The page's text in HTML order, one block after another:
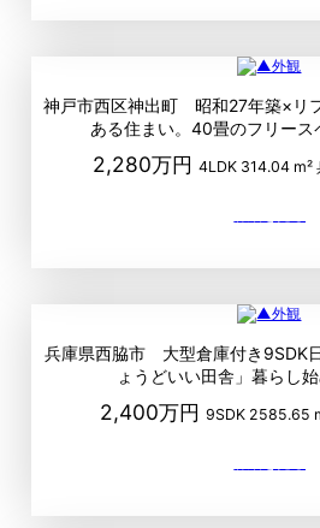
神戸市西区神出町 昭和27年築×リ
ある住まい。40畳のフリース
2,280万円 4LDK 314.04 m²
兵庫県西脇市 大型倉庫付き9SDK
ょうどいい田舎」暮らし
2,400万円9SDK 2585.65